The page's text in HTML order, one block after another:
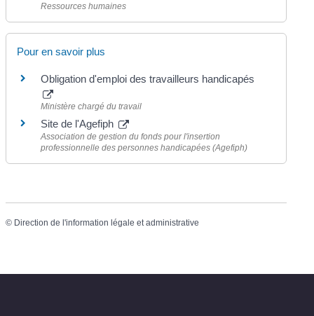
Ressources humaines
Pour en savoir plus
Obligation d'emploi des travailleurs handicapés
Ministère chargé du travail
Site de l'Agefiph
Association de gestion du fonds pour l'insertion
professionnelle des personnes handicapées (Agefiph)
© Direction de l'information légale et administrative